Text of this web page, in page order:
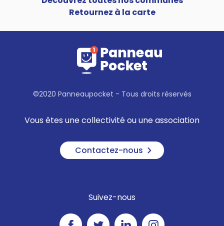
Retournez à la carte
©2020 Panneaupocket - Tous droits réservés
Vous êtes une collectivité ou une association
Contactez-nous
Suivez-nous